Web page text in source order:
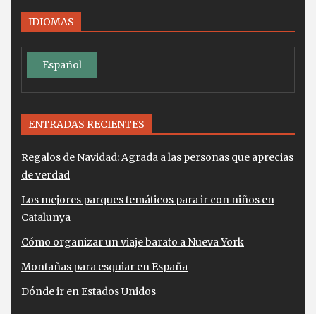
IDIOMAS
Español
ENTRADAS RECIENTES
Regalos de Navidad: Agrada a las personas que aprecias
de verdad
Los mejores parques temáticos para ir con niños en
Catalunya
Cómo organizar un viaje barato a Nueva York
Montañas para esquiar en España
Dónde ir en Estados Unidos